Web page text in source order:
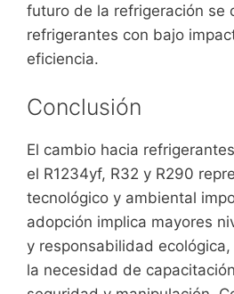
futuro de la refrigeración se
refrigerantes con bajo
eficiencia.
Conclusión
El cambio hacia
el R1234yf, R32 y R290
tecnológico y ambiental
adopción implica mayores
y responsabilidad
la necesidad de